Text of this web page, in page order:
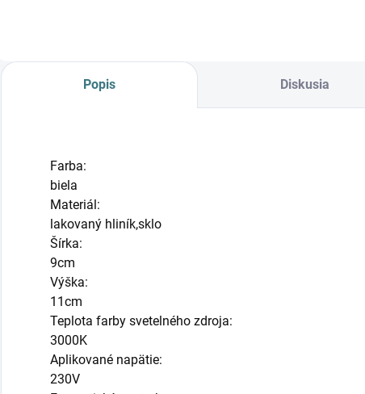
Popis Diskusia
Farba:
biela
Materiál:
lakovaný hliník,sklo
Šírka:
9cm
Výška:
11cm
Teplota farby svetelného zdroja:
3000K
Aplikované napätie:
230V